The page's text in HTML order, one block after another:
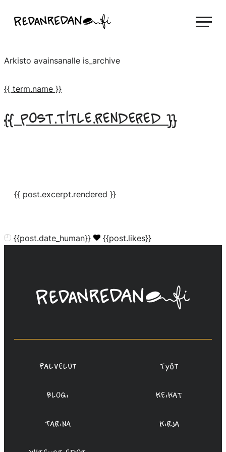
suoraan
Linda Saukko-Rauta, Redanredan Oy
piirrosvideoita
Arkisto avainsanalle is_archive
{{ term.name }}
{{ post.title.rendered }}
{{ post.excerpt.rendered }}
{{post.date_human}} {{post.likes}}
Linda
Saukko-
Oy
Palvelut Työt
Blogi Keikat
Tarina Kirja